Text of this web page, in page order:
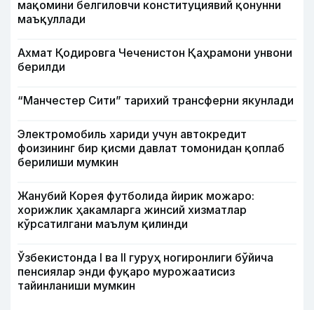
мақомини белгиловчи конституциявий қонунни
маъқуллади
Ахмат Қодировга Чеченистон Қаҳрамони унвони
берилди
“Манчестер Сити” тарихий трансферни якунлади
Электромобиль хариди учун автокредит
фоизининг бир қисми давлат томонидан қоплаб
берилиши мумкин
Жанубий Корея футболида йирик можаро:
хорижлик ҳакамларга жинсий хизматлар
кўрсатилгани маълум қилинди
Ўзбекистонда I ва II гуруҳ ногиронлиги бўйича
пенсиялар энди фуқаро мурожаатисиз
тайинланиши мумкин